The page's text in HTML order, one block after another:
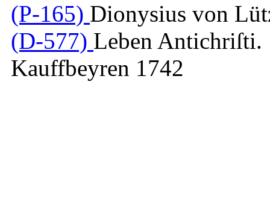
(P-165) Dionysius von
(D-577) Leben Antichriſti.
Kauffbeyren 1742